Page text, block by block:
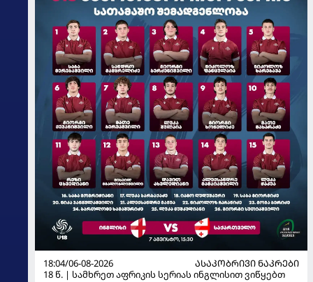
18:04/06-08-2026
ᲐᲡᲐᲙᲝᲑᲠᲘᲕᲘ ᲜᲐᲙᲠᲔᲑᲘ
18 წ. | სამხრეთ აფრიკის სერიას ინგლისით ვიწყებთ